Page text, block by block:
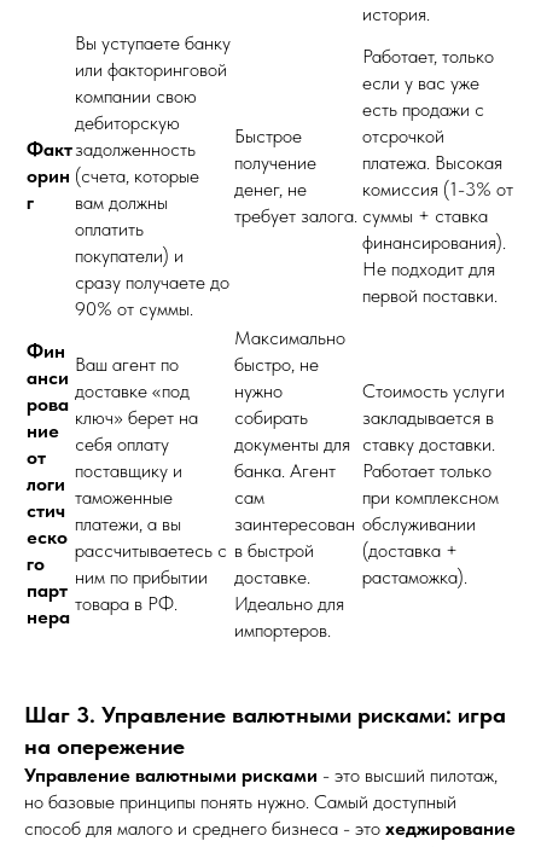
история.
Факт
орин
г
Вы уступаете банку
или факторинговой
компании свою
дебиторскую
задолженность
(счета, которые
вам должны
оплатить
покупатели) и
сразу получаете до
90% от суммы.
Быстрое
получение
денег, не
требует залога.
Работает, только
если у вас уже
есть продажи с
отсрочкой
платежа. Высокая
комиссия (1-3% от
суммы + ставка
финансирования).
Не подходит для
первой поставки.
Фин
анси
рова
ние
от
логи
стич
еско
го
парт
нера
Ваш агент по
доставке «под
ключ» берет на
себя оплату
поставщику и
таможенные
платежи, а вы
рассчитываетесь с
ним по прибытии
товара в РФ.
Максимально
быстро, не
нужно
собирать
документы для
банка. Агент
сам
заинтересован
в быстрой
доставке.
Идеально для
импортеров.
Стоимость услуги
закладывается в
ставку доставки.
Работает только
при комплексном
обслуживании
(доставка +
растаможка).
Шаг 3. Управление валютными рисками: игра
на опережение
Управление валютными рисками - это высший пилотаж,
но базовые принципы понять нужно. Самый доступный
способ для малого и среднего бизнеса - это хеджирование